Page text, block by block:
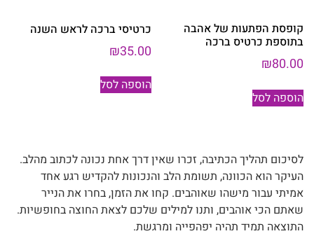
קופסת הפתעות של אהבה
בתוספת כרטיס ברכה
₪80.00
הוספה לסל
כרטיסי ברכה לראש השנה
₪35.00
הוספה לסל
לסיכום תהליך הכתיבה, זכרו שאין דרך אחת נכונה לכתוב מהלב.
העיקר הוא הכוונה, תשומת הלב והנכונות להקדיש רגע אחד
אמיתי עבור מישהו שאוהבים. קחו את הזמן, בחרו את הנייר
שאתם הכי אוהבים, ותנו למילים שלכם לצאת החוצה בחופשיות.
התוצאה תמיד תהיה יפהפייה ומרגשת.